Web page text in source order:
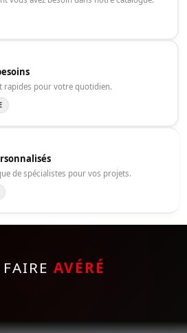
rapides pour votre quotidien.
de spécialistes pour vos projets.
AVÉRÉ